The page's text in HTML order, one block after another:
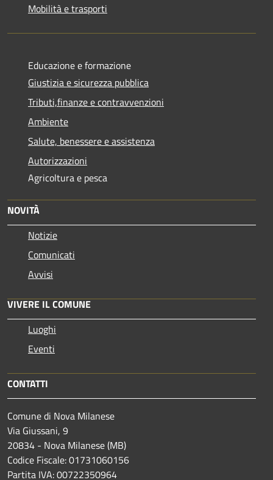
Mobilità e trasporti
Educazione e formazione
Giustizia e sicurezza pubblica
Tributi,finanze e contravvenzioni
Ambiente
Salute, benessere e assistenza
Autorizzazioni
Agricoltura e pesca
NOVITÀ
Notizie
Comunicati
Avvisi
VIVERE IL COMUNE
Luoghi
Eventi
CONTATTI
Comune di Nova Milanese
Via Giussani, 9
20834 - Nova Milanese (MB)
Codice Fiscale: 01731060156
Partita IVA: 00722350964